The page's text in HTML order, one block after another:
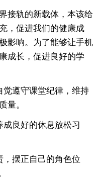
接轨的新载体，本该给
，促进我们的健康成
影响。为了能够让手机
成长，促进良好的学
觉遵守课堂纪律，维持
量。
良好的休息放松习
摆正自己的角色位